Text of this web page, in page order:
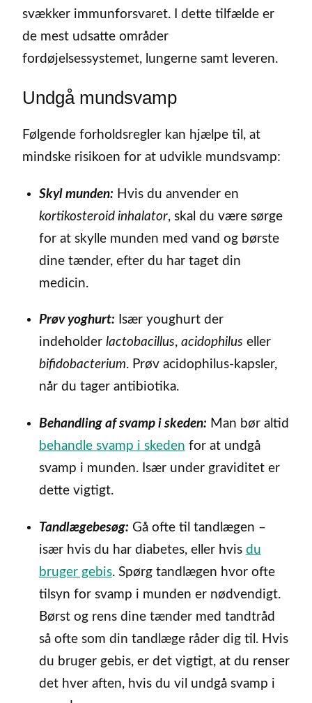
svækker immunforsvaret. I dette tilfælde er
de mest udsatte områder
fordøjelsessystemet, lungerne samt leveren.
Undgå mundsvamp
Følgende forholdsregler kan hjælpe til, at
mindske risikoen for at udvikle mundsvamp:
Skyl munden: Hvis du anvender en
kortikosteroid inhalator, skal du være sørge
for at skylle munden med vand og børste
dine tænder, efter du har taget din
medicin.
Prøv yoghurt: Især youghurt der
indeholder lactobacillus, acidophilus eller
bifidobacterium. Prøv acidophilus-kapsler,
når du tager antibiotika.
Behandling af svamp i skeden: Man bør altid
behandle svamp i skeden for at undgå
svamp i munden. Især under graviditet er
dette vigtigt.
Tandlægebesøg: Gå ofte til tandlægen –
især hvis du har diabetes, eller hvis du
bruger gebis. Spørg tandlægen hvor ofte
tilsyn for svamp i munden er nødvendigt.
Børst og rens dine tænder med tandtråd
så ofte som din tandlæge råder dig til. Hvis
du bruger gebis, er det vigtigt, at du renser
det hver aften, hvis du vil undgå svamp i